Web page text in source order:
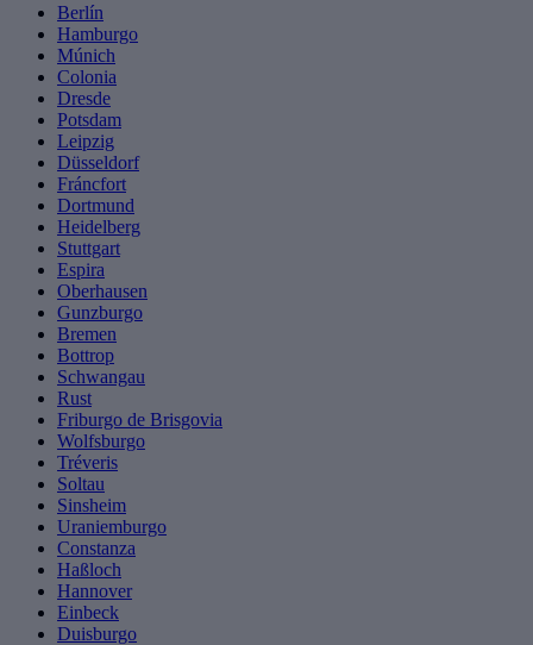
Berlín
Hamburgo
Múnich
Colonia
Dresde
Potsdam
Leipzig
Düsseldorf
Fráncfort
Dortmund
Heidelberg
Stuttgart
Espira
Oberhausen
Gunzburgo
Bremen
Bottrop
Schwangau
Rust
Friburgo de Brisgovia
Wolfsburgo
Tréveris
Soltau
Sinsheim
Uraniemburgo
Constanza
Haßloch
Hannover
Einbeck
Duisburgo